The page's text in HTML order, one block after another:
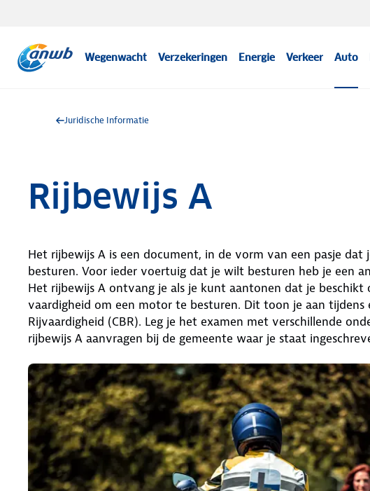
Wegenwacht Verzekeringen Energie Verkeer Auto
Juridische Informatie
Rijbewijs A
Het rijbewijs A is een document, in de vorm van een pasje
besturen. Voor ieder voertuig dat je wilt besturen heb je een
Het rijbewijs A ontvang je als je kunt aantonen dat je beschikt
vaardigheid om een motor te besturen. Dit toon je aan tijdens
Rijvaardigheid (CBR). Leg je het examen met verschillende
rijbewijs A aanvragen bij de gemeente waar je staat